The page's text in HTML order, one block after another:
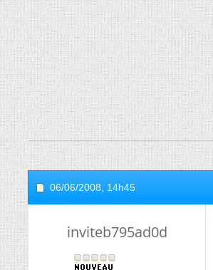
06/06/2008, 14h45
inviteb795ad0d